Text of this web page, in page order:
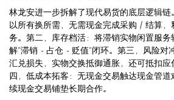
林龙安进一步拆解了现代易货的底层逻辑链
以所有换所需，无需现金完成采购／结算
务。第二，库存档活：将滞销实物闲置服
解“滞销－占仓－贬值”闭环。第三，风险对
汇兑损失，实物交换抵御通胀，还可抵扣
四，低成本拓客：无现金交易触达现金管
续现金交易铺垫长期合作。